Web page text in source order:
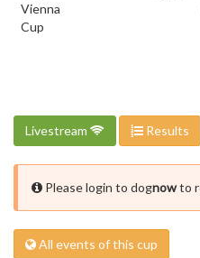
Vienna
Cup
Livestream Results
Please login to dognowto
All events of this cup